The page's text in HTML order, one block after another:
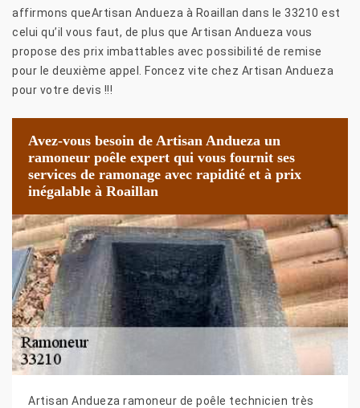
affirmons queArtisan Andueza à Roaillan dans le 33210 est
celui qu’il vous faut, de plus que Artisan Andueza vous
propose des prix imbattables avec possibilité de remise
pour le deuxième appel. Foncez vite chez Artisan Andueza
pour votre devis !!!
Avez-vous besoin de Artisan Andueza un
ramoneur poêle expert qui vous fournit ses
services de ramonage avec rapidité et à prix
inégalable à Roaillan
Artisan Andueza ramoneur de poêle technicien très